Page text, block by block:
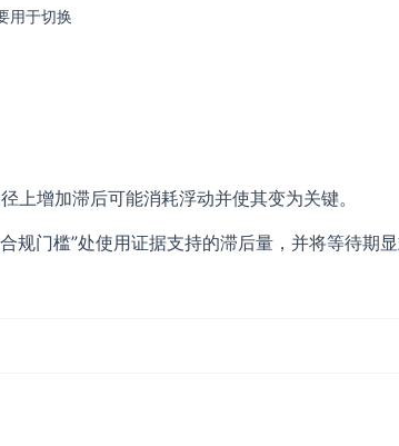
用于切换
增加滞后可能消耗浮动并使其变为关键。
规门槛”处使用证据支持的滞后量，并将等待期